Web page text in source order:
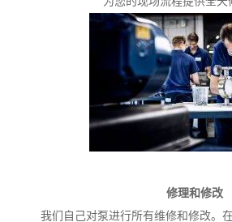
修理和修改
我们自己对泵进行所有维修和修改。